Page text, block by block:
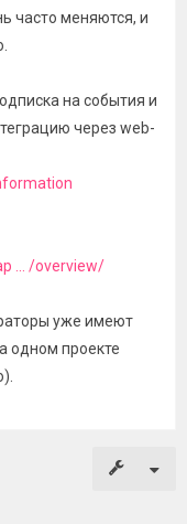
часто меняются, и
на события и
через web-
... /overview/
уже имеют
одном проекте